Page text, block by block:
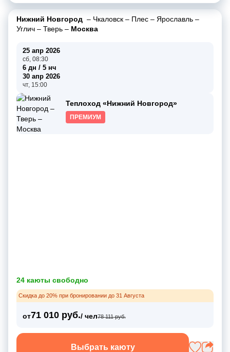
Нижний Новгород – Чкаловск – Плес – Ярославль –
Углич – Тверь – Москва
25 апр 2026
сб, 08:30
6 дн / 5 нч
30 апр 2026
чт, 15:00
Теплоход «Нижний Новгород»
ПРЕМИУМ
24 каюты свободно
Скидка до 20% при бронировании до 31 Августа
от71 010 руб./ чел78 111 руб.
Выбрать каюту